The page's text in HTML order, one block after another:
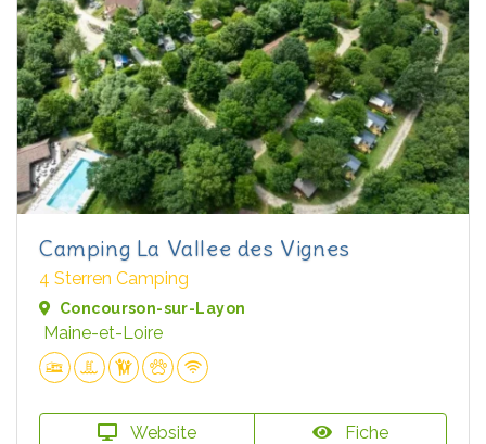
Camping La Vallee des Vignes
4 Sterren Camping
Concourson-sur-Layon
Maine-et-Loire
Website Fiche